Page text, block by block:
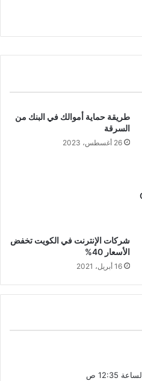
طريقة حماية أموالك في البنك من
السرقة
26 أغسطس، 2023
شركات الإنترنت في الكويت تخفض
الأسعار 40%
16 أبريل، 2021